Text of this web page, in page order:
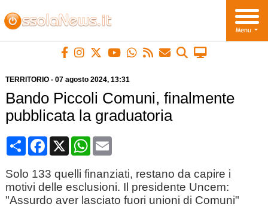
TERRITORIO- 07 agosto 2024, 13:31
Bando Piccoli Comuni, finalmente
pubblicata la graduatoria
CondividiFacebook
X WhatsApp
Email
Solo 133 quelli finanziati, restano da capire i
motivi delle esclusioni. Il presidente Uncem:
"Assurdo aver lasciato fuori unioni di Comuni"